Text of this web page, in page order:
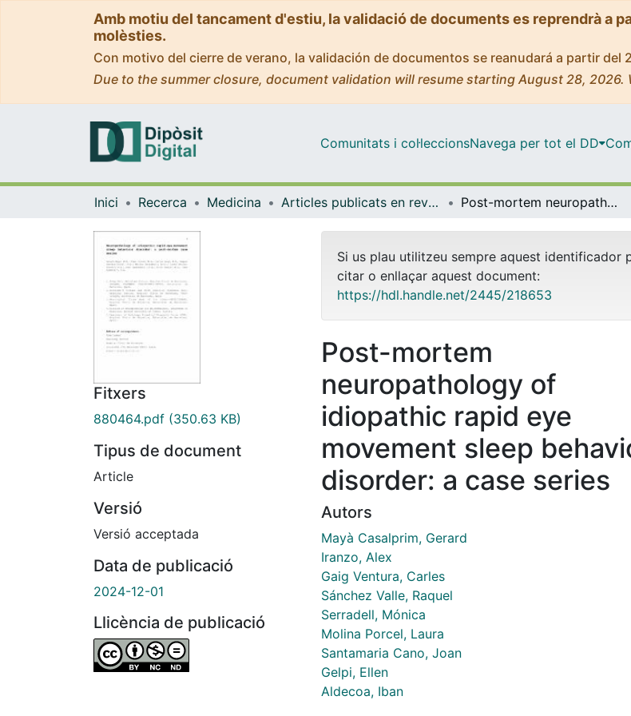
Amb motiu del tancament d'estiu, la validació de documents es reprendrà a
molèsties.
Con motivo del cierre de verano, la validación de documentos se reanudará a partir
Due to the summer closure, document validation will resume starting August 28, 2026.
Comunitats i col·leccionsNavega per tot el DD
Inici Recerca Medicina Articles publicats en revistes (Medicina) Post-mortem neuropathology of idiopathic rapid eye movement sleep behaviour disorder: a case series
Fitxers
880464.pdf (350.63 KB)
Tipus de document
Article
Versió
Versió acceptada
Data de publicació
2024-12-01
Llicència de publicació
Si us plau utilitzeu sempre aquest identificador
citar o enllaçar aquest document:
https://hdl.handle.net/2445/218653
Post-mortem
neuropathology of
idiopathic rapid eye
movement sleep
disorder: a case series
Autors
Mayà Casalprim, Gerard
Iranzo, Alex
Gaig Ventura, Carles
Sánchez Valle, Raquel
Serradell, Mónica
Molina Porcel, Laura
Santamaria Cano, Joan
Gelpi, Ellen
Aldecoa, Iban